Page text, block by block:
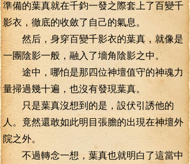
準備的葉真就在千鈞一發之際套上了百變千
影衣，徹底的收斂了自己的氣息。
然后，身穿百變千影衣的葉真，就像是
一團陰影一般，融入了墻角陰影之中。
途中，哪怕是那四位神壇值守的神魂力
量掃過幾十遍，也沒有發現葉真。
只是葉真沒想到的是，設伏引誘他的
人。竟然還敢如此明目張膽的出現在神壇外
院之外。
不過轉念一想，葉真也就明白了這當中